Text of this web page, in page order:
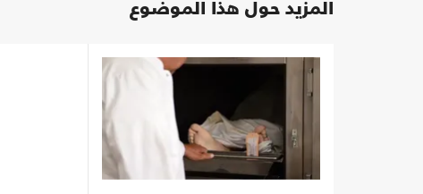
المزيد حول هذا الموضوع